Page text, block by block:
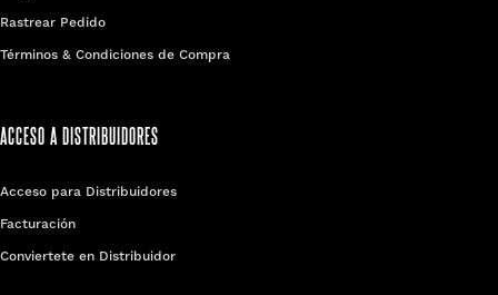
Rastrear Pedido
Términos & Condiciones de Compra
ACCESO A DISTRIBUIDORES
Acceso para Distribuidores
Facturación
Conviertete en Distribuidor